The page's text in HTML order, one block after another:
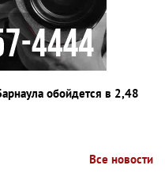
обойдется в 2,48
Все новости